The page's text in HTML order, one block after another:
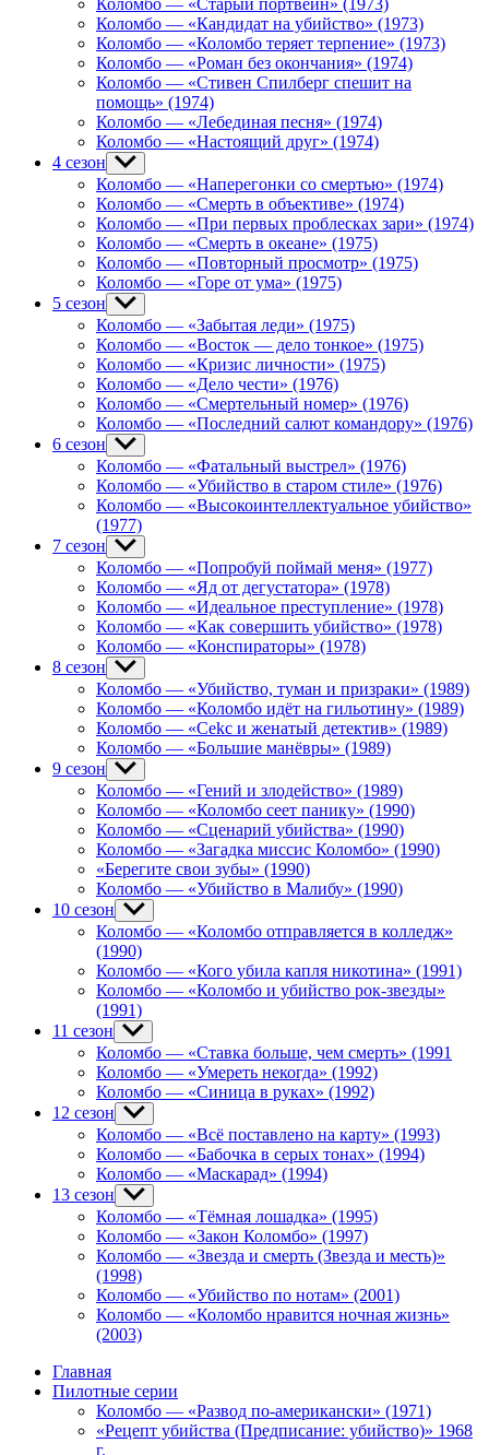
Коломбо — «Старый портвейн» (1973)
Коломбо — «Кандидат на убийство» (1973)
Коломбо — «Коломбо теряет терпение» (1973)
Коломбо — «Роман без окончания» (1974)
Коломбо — «Стивен Спилберг спешит на
помощь» (1974)
Коломбо — «Лебединая песня» (1974)
Коломбо — «Настоящий друг» (1974)
4 сезон Show
sub
menu
Коломбо — «Наперегонки со смертью» (1974)
Коломбо — «Смерть в объективе» (1974)
Коломбо — «При первых проблесках зари» (1974)
Коломбо — «Смерть в океане» (1975)
Коломбо — «Повторный просмотр» (1975)
Коломбо — «Горе от ума» (1975)
5 сезон Show
sub
menu
Коломбо — «Забытая леди» (1975)
Коломбо — «Восток — дело тонкое» (1975)
Коломбо — «Кризис личности» (1975)
Коломбо — «Дело чести» (1976)
Коломбо — «Смертельный номер» (1976)
Коломбо — «Последний салют командору» (1976)
6 сезон Show
sub
menu
Коломбо — «Фатальный выстрел» (1976)
Коломбо — «Убийство в старом стиле» (1976)
Коломбо — «Высокоинтеллектуальное убийство»
(1977)
7 сезон Show
sub
menu
Коломбо — «Попробуй поймай меня» (1977)
Коломбо — «Яд от дегустатора» (1978)
Коломбо — «Идеальное преступление» (1978)
Коломбо — «Как совершить убийство» (1978)
Коломбо — «Конспираторы» (1978)
8 сезон Show
sub
menu
Коломбо — «Убийство, туман и призраки» (1989)
Коломбо — «Коломбо идёт на гильотину» (1989)
Коломбо — «Cekc и женатый детектив» (1989)
Коломбо — «Большие манёвры» (1989)
9 сезон Show
sub
menu
Коломбо — «Гений и злодейство» (1989)
Коломбо — «Коломбо сеет панику» (1990)
Коломбо — «Сценарий убийства» (1990)
Коломбо — «Загадка миссис Коломбо» (1990)
«Берегите свои зубы» (1990)
Коломбо — «Убийство в Малибу» (1990)
10 сезон Show
sub
menu
Коломбо — «Коломбо отправляется в колледж»
(1990)
Коломбо — «Кого убила капля никотина» (1991)
Коломбо — «Коломбо и убийство рок-звезды»
(1991)
11 сезон Show
sub
menu
Коломбо — «Ставка больше, чем смерть» (1991
Коломбо — «Умереть некогда» (1992)
Коломбо — «Синица в руках» (1992)
12 сезон Show
sub
menu
Коломбо — «Всё поставлено на карту» (1993)
Коломбо — «Бабочка в серых тонах» (1994)
Коломбо — «Маскарад» (1994)
13 сезон Show
sub
menu
Коломбо — «Тёмная лошадка» (1995)
Коломбо — «Закон Коломбо» (1997)
Коломбо — «Звезда и смерть (Звезда и месть)»
(1998)
Коломбо — «Убийство по нотам» (2001)
Коломбо — «Коломбо нравится ночная жизнь»
(2003)
Главная
Пилотные серии
Коломбо — «Развод по-американски» (1971)
«Рецепт убийства (Предписание: убийство)» 1968
г.